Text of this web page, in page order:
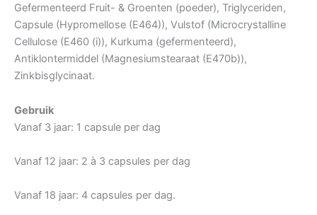
Gefermenteerd Fruit- & Groenten (poeder), Triglyceriden,
Capsule (Hypromellose (E464)), Vulstof (Microcrystalline
Cellulose (E460 (i)), Kurkuma (gefermenteerd),
Antiklontermiddel (Magnesiumstearaat (E470b)),
Zinkbisglycinaat.
Gebruik
Vanaf 3 jaar: 1 capsule per dag
Vanaf 12 jaar: 2 à 3 capsules per dag
Vanaf 18 jaar: 4 capsules per dag.